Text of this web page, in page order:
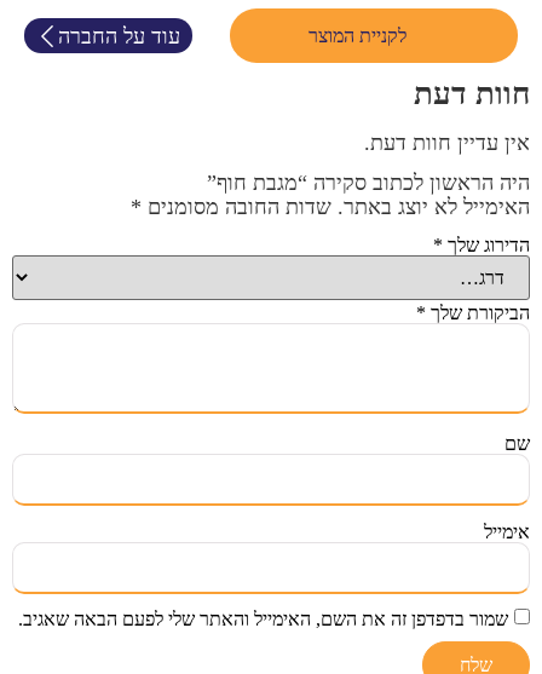
לקניית המוצר עוד על החברה
חוות דעת
אין עדיין חוות דעת.
היה הראשון לכתוב סקירה “מגבת חוף”
האימייל לא יוצג באתר. שדות החובה מסומנים *
הדירוג שלך *
הביקורת שלך *
שם
אימייל
שמור בדפדפן זה את השם, האימייל והאתר שלי לפעם הבאה שאגיב.